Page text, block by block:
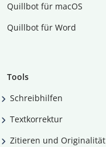
Quillbot für macOS
Quillbot für Word
Tools
Schreibhilfen
Textkorrektur
Zitieren und Originalität